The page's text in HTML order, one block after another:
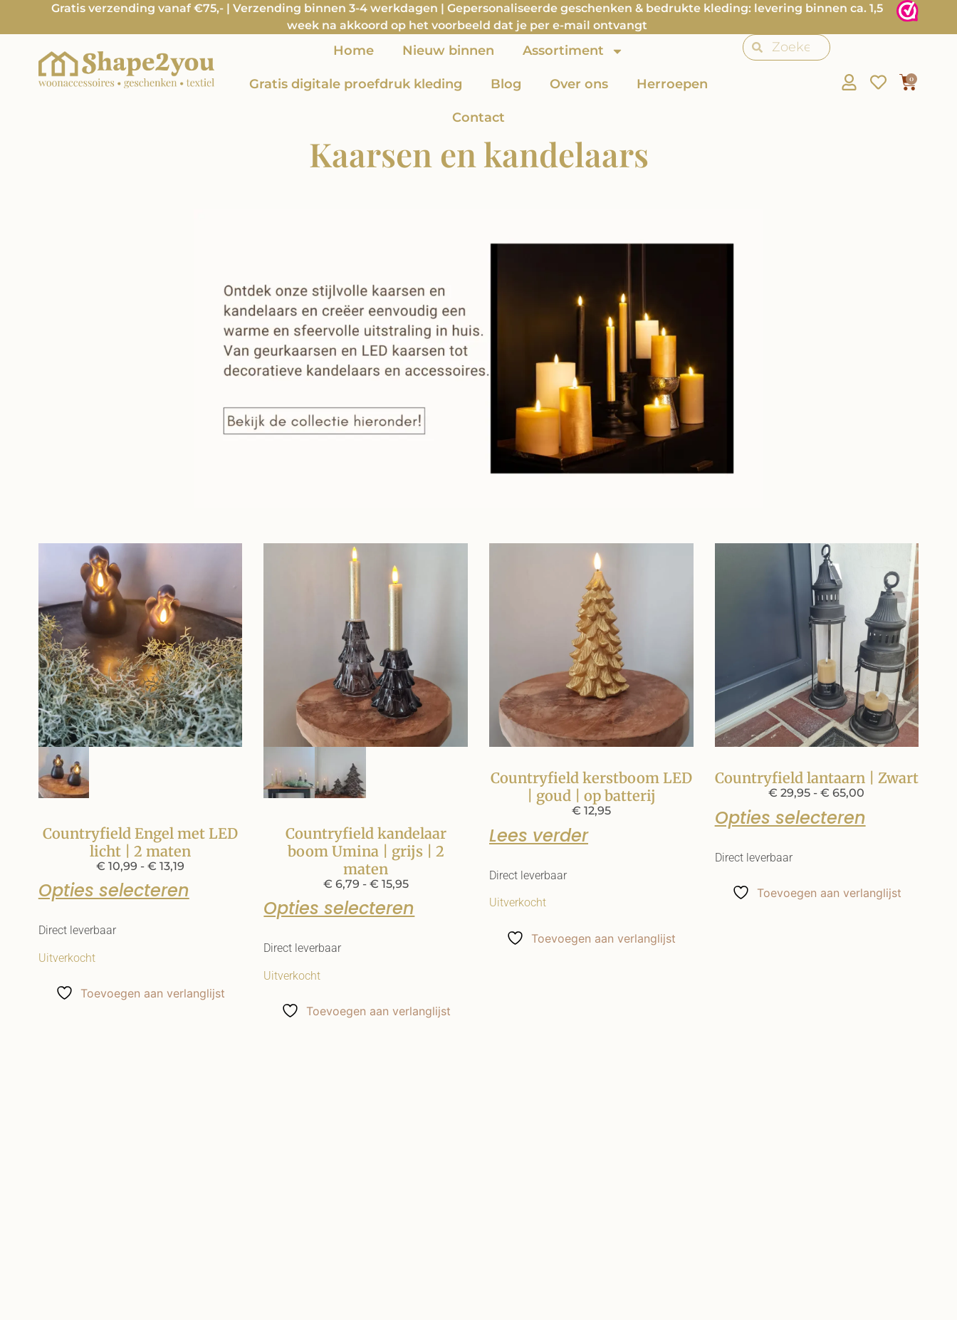
Gratis verzending vanaf €75,- | Verzending binnen 3-4 werkdagen | Gepersonaliseerde geschenken & bedrukte kleding: levering binnen ca. 1,5
week na akkoord op het voorbeeld dat je per e-mail ontvangt
Home Nieuw binnen Assortiment
Gratis digitale proefdruk kleding Blog Over ons Herroepen
Contact
0
Kaarsen en kandelaars
Countryfield Engel met LED
licht | 2 maten
€ 10,99 - € 13,19
Opties selecteren
Direct leverbaar
Uitverkocht
Toevoegen aan verlanglijst
Countryfield kandelaar
boom Umina | grijs | 2
maten
€ 6,79 - € 15,95
Opties selecteren
Direct leverbaar
Uitverkocht
Toevoegen aan verlanglijst
Countryfield kerstboom LED
| goud | op batterij
€ 12,95
Lees verder
Direct leverbaar
Uitverkocht
Toevoegen aan verlanglijst
Countryfield lantaarn | Zwart
€ 29,95 - € 65,00
Opties selecteren
Direct leverbaar
Toevoegen aan verlanglijst